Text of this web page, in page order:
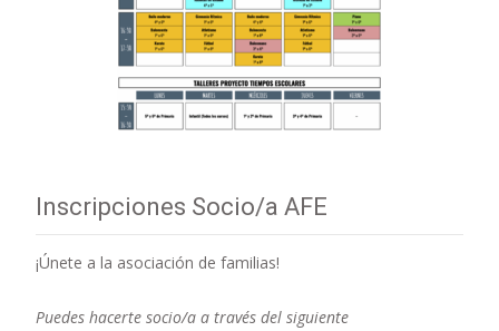
Inscripciones Socio/a AFE
¡Únete a la asociación de familias!
Puedes hacerte socio/a a través del siguiente